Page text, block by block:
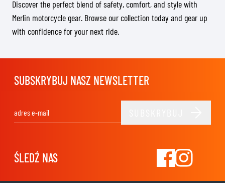
Discover the perfect blend of safety, comfort, and style with
Merlin motorcycle gear. Browse our collection today and gear up
with confidence for your next ride.
SUBSKRYBUJ NASZ NEWSLETTER
ŚLEDŹ NAS